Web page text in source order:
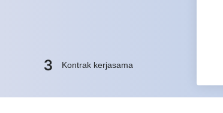
3 Kontrak kerjasama